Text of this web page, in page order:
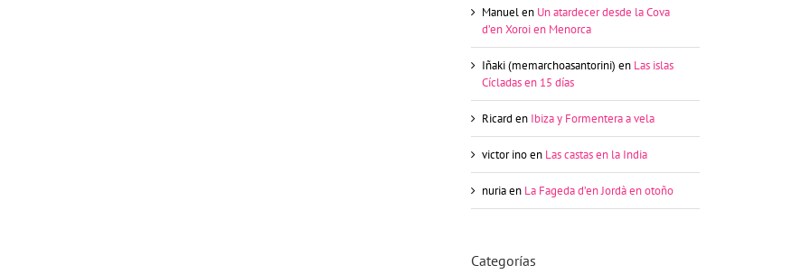
Manuelen Un atardecer desde la Cova
d’en Xoroi en Menorca
Iñaki (memarchoasantorini) en Las islas
Cícladas en 15 días
Ricard en Ibiza y Formentera a vela
victor inoen Las castas en la India
nuriaen La Fageda d’en Jordà en otoño
Categorías